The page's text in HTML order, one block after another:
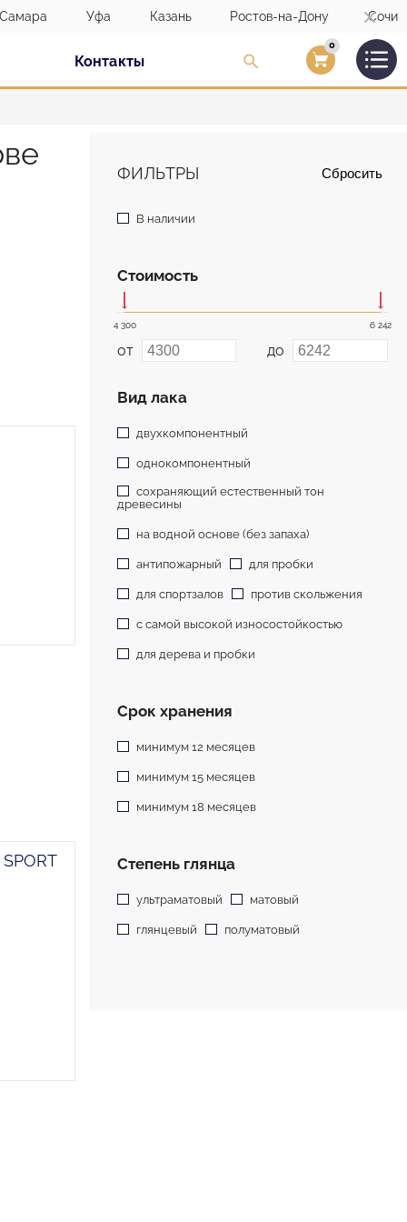
Самара Уфа Казань Ростов-на-Дону Сочи
Контакты Вход/
0
ФИЛЬТРЫ Сбросить
В наличии
Стоимость
4 300 6 242
от до
Вид лака
двухкомпонентный
однокомпонентный
сохраняющий естественный тон
древесины
на водной основе (без запаха)
антипожарный для пробки
для спортзалов против скольжения
с самой высокой износостойкостью
для дерева и пробки
Срок хранения
минимум 12 месяцев
минимум 15 месяцев
минимум 18 месяцев
Степень глянца
ультраматовый матовый
глянцевый полуматовый